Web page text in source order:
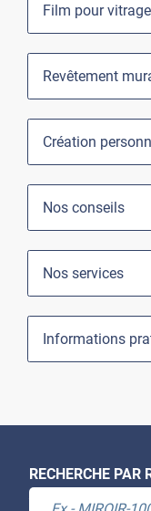
Film pour vitrage
Revêtement
Création
Nos conseils
Nos services
Informations
RECHERCHE PAR